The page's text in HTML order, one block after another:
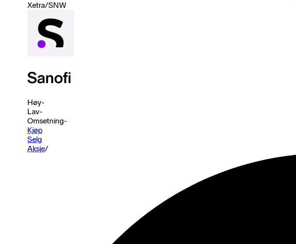
Xetra/SNW
Sanofi
Høy-
Lav-
Omsetning-
Kjøp
Selg
Aksje/